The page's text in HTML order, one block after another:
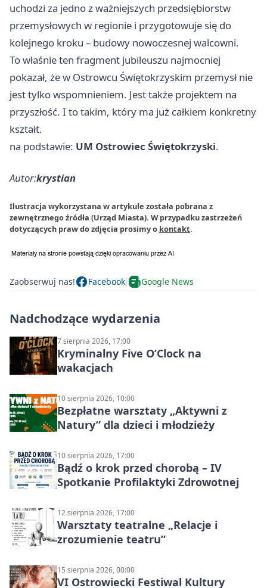
uchodzi za jedno z ważniejszych przedsiębiorstw
przemysłowych w regionie i przygotowuje się do
kolejnego kroku – budowy nowoczesnej walcowni.
To właśnie ten fragment jubileuszu najmocniej
pokazał, że w Ostrowcu Świętokrzyskim przemysł nie
jest tylko wspomnieniem. Jest także projektem na
przyszłość. I to takim, który ma już całkiem konkretny
kształt.
na podstawie: UM Ostrowiec Świętokrzyski.
Autor:krystian
Ilustracja wykorzystana w artykule została pobrana z
zewnętrznego źródła (Urząd Miasta). W przypadku zastrzeżeń
dotyczących praw do zdjęcia prosimy o kontakt.
Zaobserwuj nas! Facebook Google News
Nadchodzące wydarzenia
7 sierpnia 2026, 17:00
Kryminalny Five O’Clock na
wakacjach
10 sierpnia 2026, 10:00
Bezpłatne warsztaty „Aktywni z
Natury” dla dzieci i młodzieży
10 sierpnia 2026, 17:00
Bądź o krok przed chorobą – IV
Spotkanie Profilaktyki Zdrowotnej
12 sierpnia 2026, 17:00
Warsztaty teatralne „Relacje i
zrozumienie teatru”
15 sierpnia 2026, 00:00
VI Ostrowiecki Festiwal Kultury